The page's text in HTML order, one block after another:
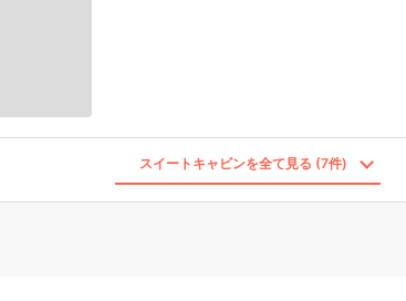
スイートキャビンを全て見る (7件)